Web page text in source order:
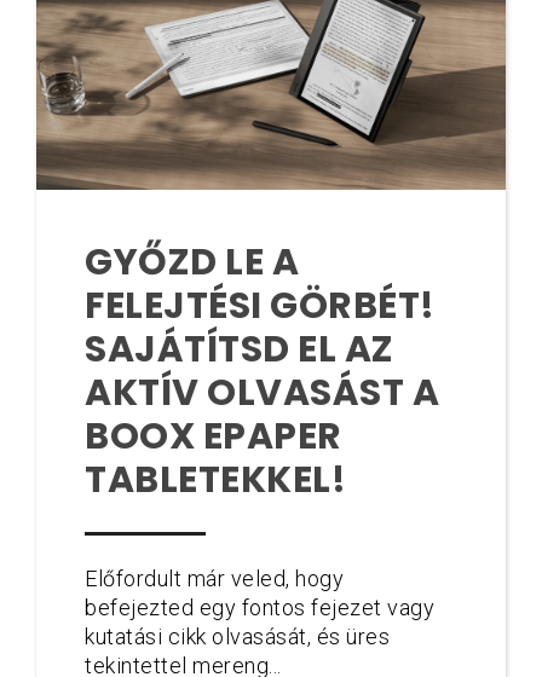
GYŐZD LE A
FELEJTÉSI GÖRBÉT!
SAJÁTÍTSD EL AZ
AKTÍV OLVASÁST A
BOOX EPAPER
TABLETEKKEL!
Előfordult már veled, hogy
befejezted egy fontos fejezet vagy
kutatási cikk olvasását, és üres
tekintettel mereng...